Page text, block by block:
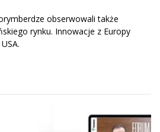
obserwowali także
rynku. Innowacje z Europy